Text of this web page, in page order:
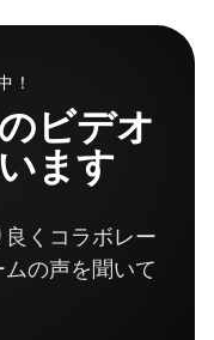
！
ビデオ
ます
くコラボレー
の声を聞いて